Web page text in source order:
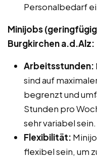
Personalbedarf
Minijobs
Burgkirchen a.d.Alz:
Arbeitsstunden:
sind auf
begrenzt und
Stunden pro
sehr variabel sein.
Flexibilität:
flexibel sein, um